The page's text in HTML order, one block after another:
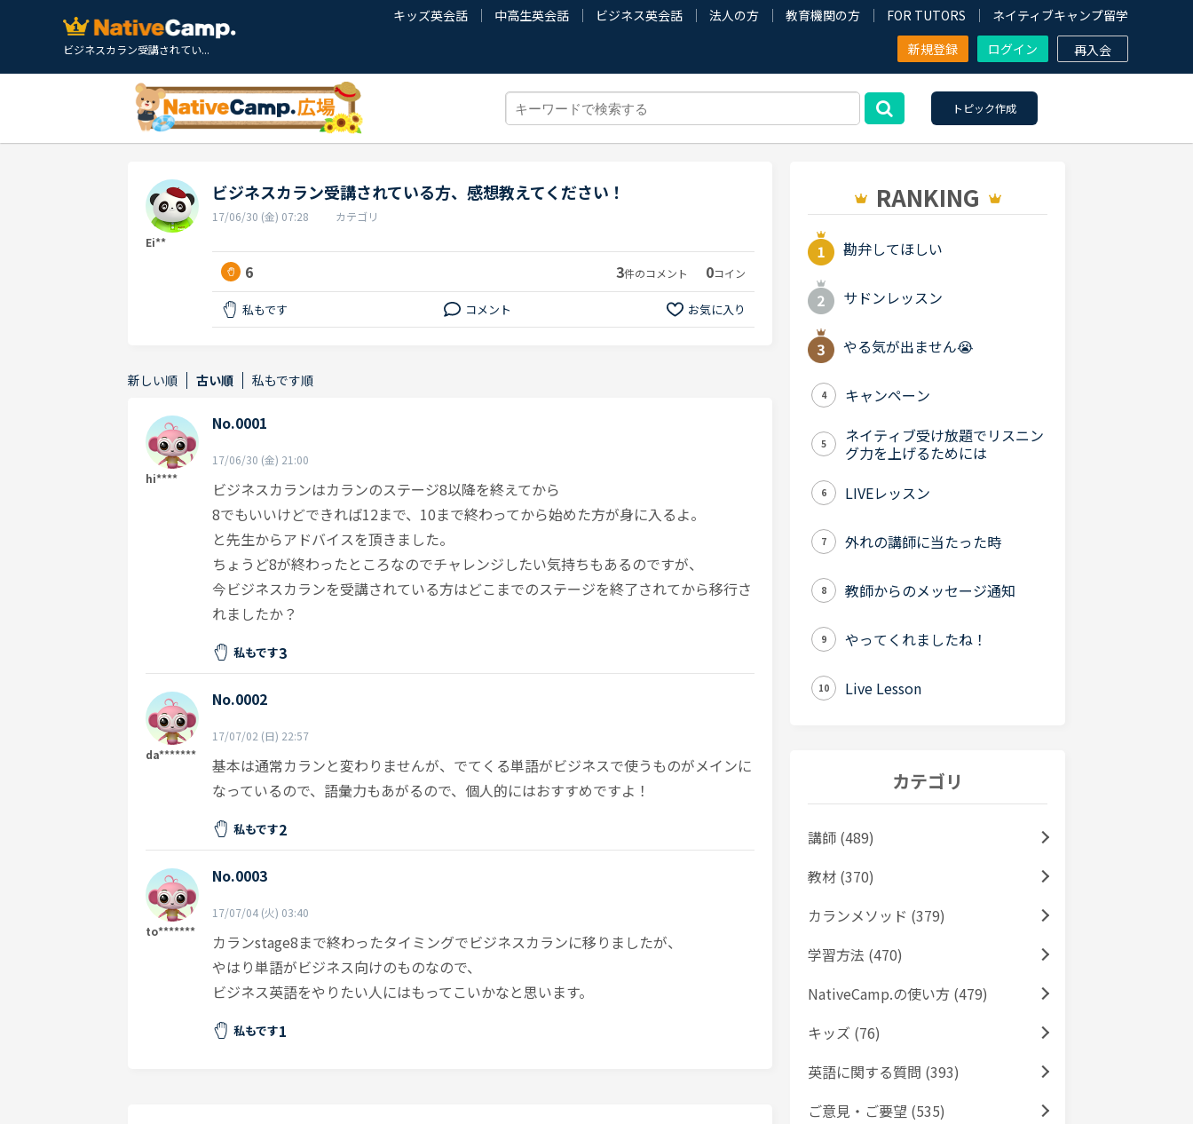
ビジネスカラン受講されてい...
キッズ英会話 中高生英会話 ビジネス英会話 法人の方 教育機関の方 FOR TUTORS
ネイティブキャンプ留学
新規登録
ログイン 再入会
トピック作成
Ei**
ビジネスカラン受講されている方、感想教えてください！
17/06/30 (金) 07:28 カテゴリ
6 3件のコメント 0コイン
私もです コメント お気に入り
新しい順 古い順 私もです順
hi****
No.0001
17/06/30 (金) 21:00
ビジネスカランはカランのステージ8以降を終えてから
8でもいいけどできれば12まで、10まで終わってから始めた方が身に入るよ。
と先生からアドバイスを頂きました。
ちょうど8が終わったところなのでチャレンジしたい気持ちもあるのですが、
今ビジネスカランを受講されている方はどこまでのステージを終了されてから移行さ
れましたか？
私もです3
da*******
No.0002
17/07/02 (日) 22:57
基本は通常カランと変わりませんが、でてくる単語がビジネスで使うものがメインに
なっているので、語彙力もあがるので、個人的にはおすすめですよ！
私もです2
to*******
No.0003
17/07/04 (火) 03:40
カランstage8まで終わったタイミングでビジネスカランに移りましたが、
やはり単語がビジネス向けのものなので、
ビジネス英語をやりたい人にはもってこいかなと思います。
私もです1
RANKING
勘弁してほしい
サドンレッスン
やる気が出ません😭
4 キャンペーン
5
ネイティブ受け放題でリスニン
グ力を上げるためには
6 LIVEレッスン
7 外れの講師に当たった時
8 教師からのメッセージ通知
9 やってくれましたね！
10 Live Lesson
カテゴリ
講師 (489)
教材 (370)
カランメソッド (379)
学習方法 (470)
NativeCamp.の使い方 (479)
キッズ (76)
英語に関する質問 (393)
ご意見・ご要望 (535)